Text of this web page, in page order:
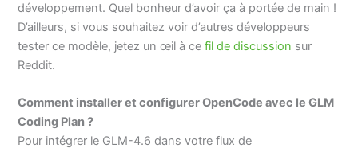
développement. Quel bonheur d’avoir ça à portée de main !
D’ailleurs, si vous souhaitez voir d’autres développeurs
tester ce modèle, jetez un œil à cefil de discussion sur
Reddit.
Comment installer et configurer OpenCode avec le GLM
Coding Plan ?
Pour intégrer le GLM-4.6 dans votre flux de